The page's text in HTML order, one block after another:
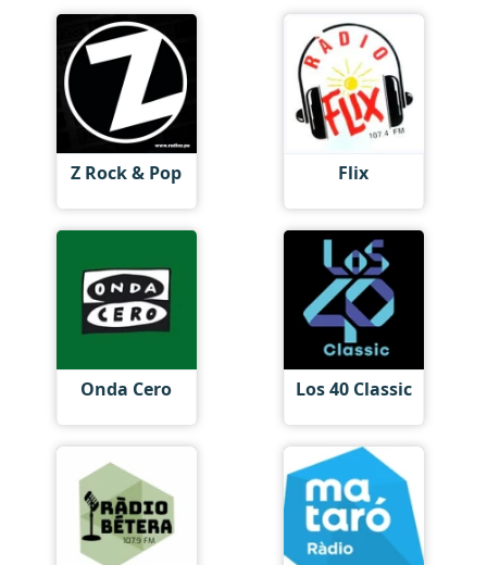
Z Rock & Pop Flix
Onda Cero Los 40 Classic